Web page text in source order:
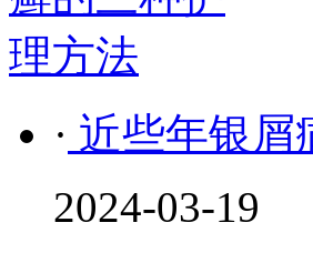
· 近些年银屑
2024-03-19